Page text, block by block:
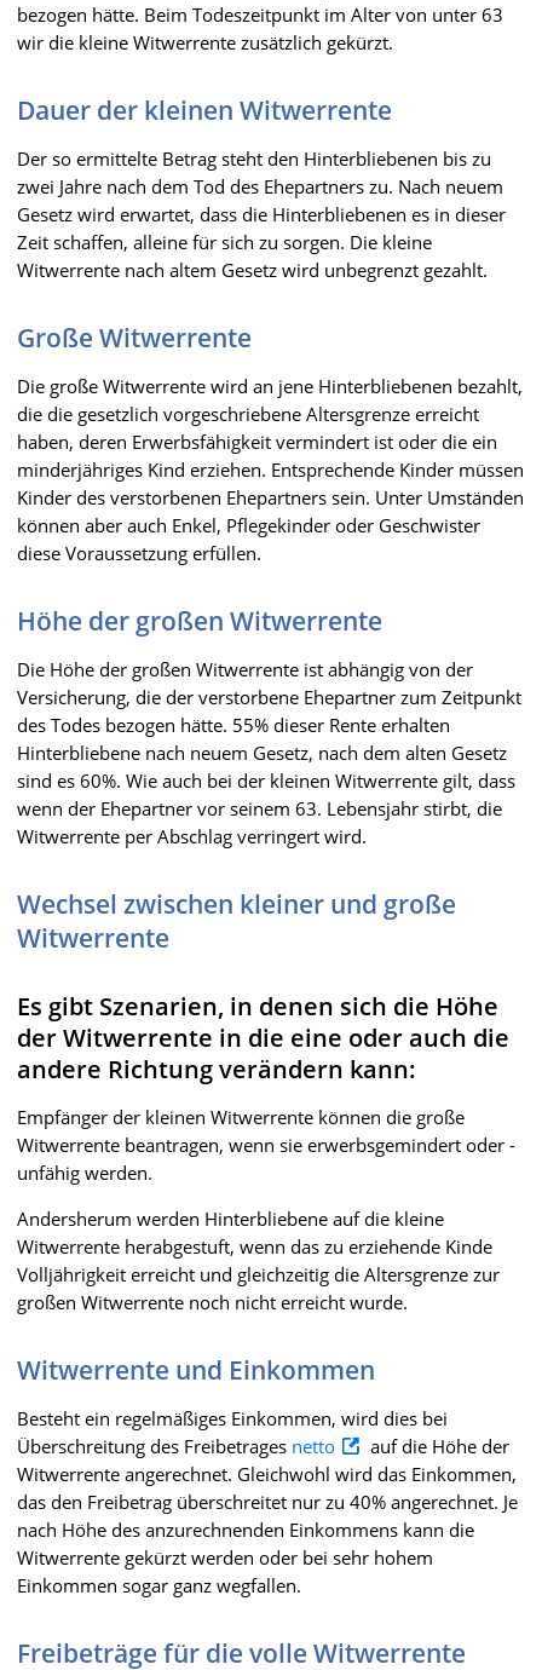
bezogen hätte. Beim Todeszeitpunkt im Alter von unter 63
wir die kleine Witwerrente zusätzlich gekürzt.
Dauer der kleinen Witwerrente
Der so ermittelte Betrag steht den Hinterbliebenen bis zu
zwei Jahre nach dem Tod des Ehepartners zu. Nach neuem
Gesetz wird erwartet, dass die Hinterbliebenen es in dieser
Zeit schaffen, alleine für sich zu sorgen. Die kleine
Witwerrente nach altem Gesetz wird unbegrenzt gezahlt.
Große Witwerrente
Die große Witwerrente wird an jene Hinterbliebenen bezahlt,
die die gesetzlich vorgeschriebene Altersgrenze erreicht
haben, deren Erwerbsfähigkeit vermindert ist oder die ein
minderjähriges Kind erziehen. Entsprechende Kinder müssen
Kinder des verstorbenen Ehepartners sein. Unter Umständen
können aber auch Enkel, Pflegekinder oder Geschwister
diese Voraussetzung erfüllen.
Höhe der großen Witwerrente
Die Höhe der großen Witwerrente ist abhängig von der
Versicherung, die der verstorbene Ehepartner zum Zeitpunkt
des Todes bezogen hätte. 55% dieser Rente erhalten
Hinterbliebene nach neuem Gesetz, nach dem alten Gesetz
sind es 60%. Wie auch bei der kleinen Witwerrente gilt, dass
wenn der Ehepartner vor seinem 63. Lebensjahr stirbt, die
Witwerrente per Abschlag verringert wird.
Wechsel zwischen kleiner und große
Witwerrente
Es gibt Szenarien, in denen sich die Höhe
der Witwerrente in die eine oder auch die
andere Richtung verändern kann:
Empfänger der kleinen Witwerrente können die große
Witwerrente beantragen, wenn sie erwerbsgemindert oder -
unfähig werden.
Andersherum werden Hinterbliebene auf die kleine
Witwerrente herabgestuft, wenn das zu erziehende Kinde
Volljährigkeit erreicht und gleichzeitig die Altersgrenze zur
großen Witwerrente noch nicht erreicht wurde.
Witwerrente und Einkommen
Besteht ein regelmäßiges Einkommen, wird dies bei
Überschreitung des Freibetrages netto
auf die Höhe der
Witwerrente angerechnet. Gleichwohl wird das Einkommen,
das den Freibetrag überschreitet nur zu 40% angerechnet. Je
nach Höhe des anzurechnenden Einkommens kann die
Witwerrente gekürzt werden oder bei sehr hohem
Einkommen sogar ganz wegfallen.
Freibeträge für die volle Witwerrente